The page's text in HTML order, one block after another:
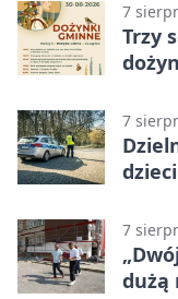
7
Trzy
7
7
dużą